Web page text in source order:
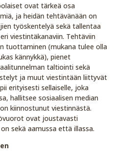
ovat tärkeä osa
ja heidän tehtävänään on
työskentelyä sekä tallentaa
viestintäkanaviin. Tehtäviin
tuottaminen (mukana tulee olla
kännykkä), pienet
taltiointi sekä
ja muut viestintään liittyvät
erityisesti sellaiselle, joka
hallitsee sosiaalisen median
kiinnostunut viestinnästä.
ovat joustavasti
sekä aamussa että illassa.